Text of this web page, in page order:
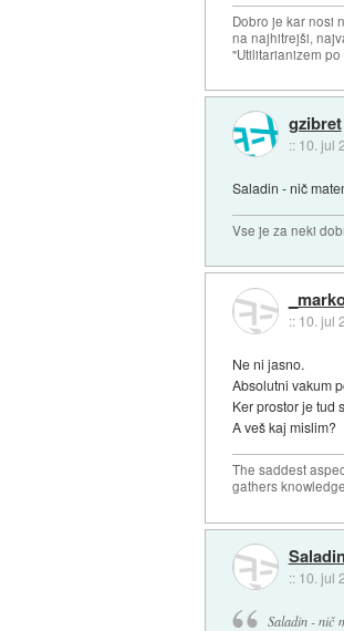
Dobro je kar nosi
na najhitrejši,
"Utilitarianizem
gzibret
:: 10. jul
Saladin - nič
Vse je za neki
:: 10. jul
Ne ni jasno.
Absolutni vakum
Ker prostor je tud
A veš kaj mislim?
The saddest
gathers
Saladin
:: 10. jul
Saladin - nič